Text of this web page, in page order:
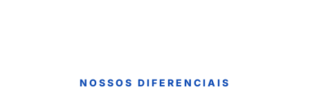
NOSSOS DIFERENCIAIS